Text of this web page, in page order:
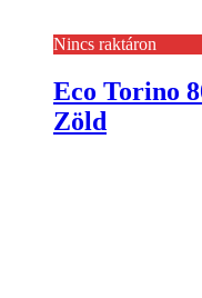
Nincs raktáron
Eco Torino
Zöld